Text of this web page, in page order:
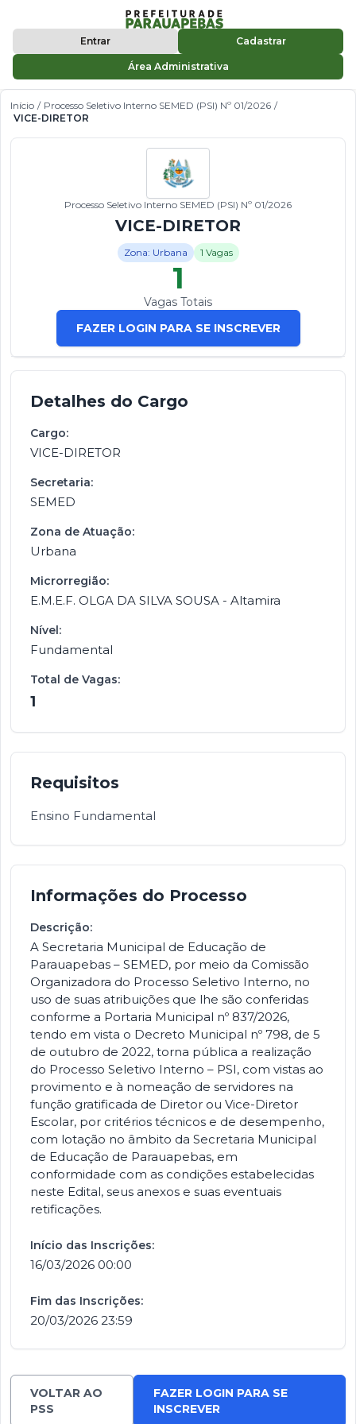
Entrar Cadastrar
Área Administrativa
Início / Processo Seletivo Interno SEMED (PSI) Nº 01/2026 /
VICE-DIRETOR
Processo Seletivo Interno SEMED (PSI) Nº 01/2026
VICE-DIRETOR
Zona: Urbana 1 Vagas
1
Vagas Totais
FAZER LOGIN PARA SE INSCREVER
Detalhes do Cargo
Cargo:
VICE-DIRETOR
Secretaria:
SEMED
Zona de Atuação:
Urbana
Microrregião:
E.M.E.F. OLGA DA SILVA SOUSA - Altamira
Nível:
Fundamental
Total de Vagas:
1
Requisitos
Ensino Fundamental
Informações do Processo
Descrição:
A Secretaria Municipal de Educação de
Parauapebas – SEMED, por meio da Comissão
Organizadora do Processo Seletivo Interno, no
uso de suas atribuições que lhe são conferidas
conforme a Portaria Municipal nº 837/2026,
tendo em vista o Decreto Municipal nº 798, de 5
de outubro de 2022, torna pública a realização
do Processo Seletivo Interno – PSI, com vistas ao
provimento e à nomeação de servidores na
função gratificada de Diretor ou Vice-Diretor
Escolar, por critérios técnicos e de desempenho,
com lotação no âmbito da Secretaria Municipal
de Educação de Parauapebas, em
conformidade com as condições estabelecidas
neste Edital, seus anexos e suas eventuais
retificações.
Início das Inscrições:
16/03/2026 00:00
Fim das Inscrições:
20/03/2026 23:59
VOLTAR AO
PSS
FAZER LOGIN PARA SE
INSCREVER